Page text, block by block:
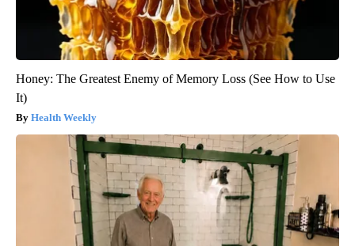
Honey: The Greatest Enemy of Memory Loss (See How to Use
It)
Health Weekly